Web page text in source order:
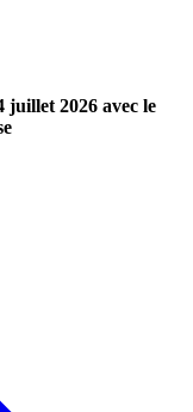
juillet 2026 avec le